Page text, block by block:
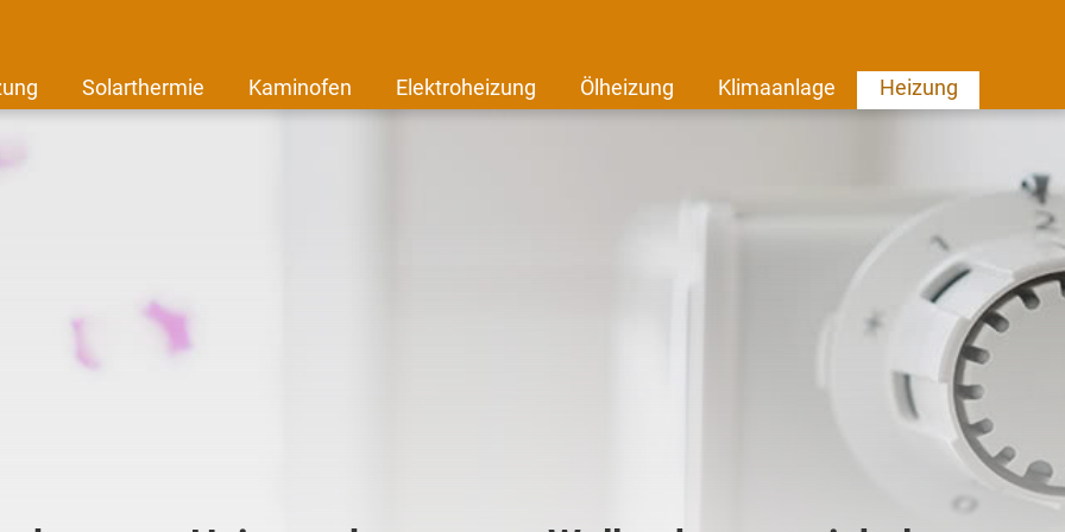
Solarthermie Kaminofen Elektroheizung Ölheizung Klimaanlage Heizung